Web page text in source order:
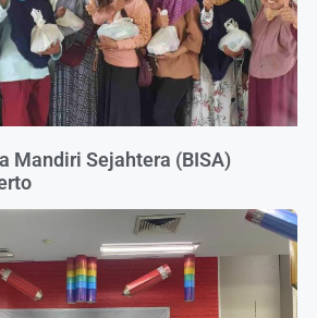
Mandiri Sejahtera (BISA)